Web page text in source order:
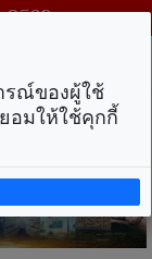
รณ์ของผู้ใช้
อมให้ใช้คุกกี้